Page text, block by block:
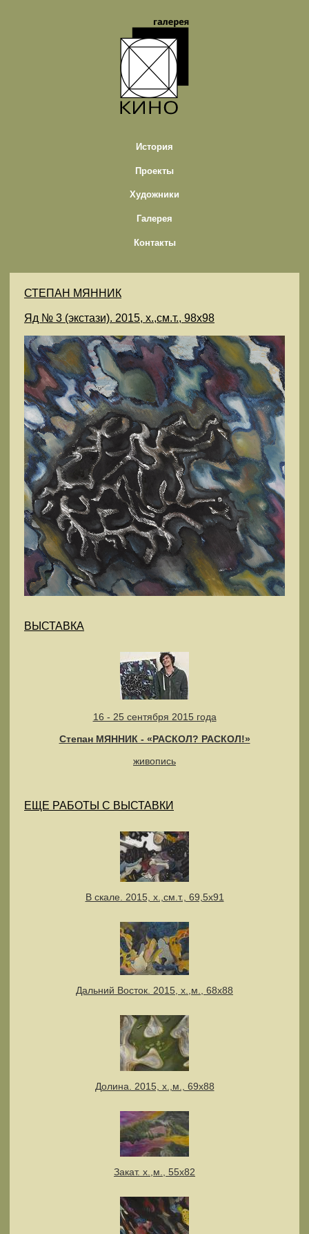
История
Проекты
Художники
Галерея
Контакты
СТЕПАН МЯННИК
Яд № 3 (экстази). 2015, х.,см.т., 98х98
ВЫСТАВКА
16 - 25 сентября 2015 года
Степан МЯННИК - «РАСКОЛ? РАСКОЛ!»
живопись
ЕЩЕ РАБОТЫ С ВЫСТАВКИ
В скале. 2015, х.,см.т., 69,5х91
Дальний Восток. 2015, х.,м., 68х88
Долина. 2015, х.,м., 69х88
Закат. х.,м., 55х82